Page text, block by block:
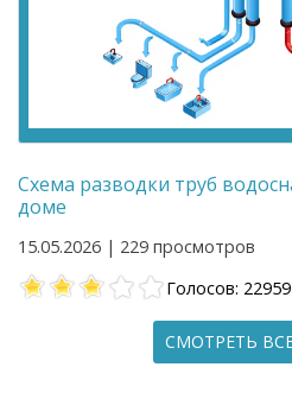
Схема разводки труб
доме
15.05.2026 | 229 просмотров
Голосов: 22959
СМОТРЕТЬ